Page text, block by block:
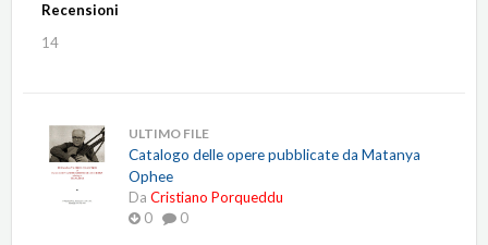
Recensioni
14
ULTIMO FILE
Catalogo delle opere pubblicate da Matanya
Ophee
Da Cristiano Porqueddu
0
0